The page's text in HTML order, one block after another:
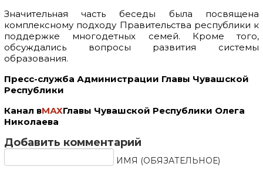
Значительная часть беседы была посвящена
комплексному подходу Правительства республики к
поддержке многодетных семей. Кроме того,
обсуждались вопросы развития системы
образования.
Пресс-служба Администрации Главы Чувашской
Республики
Канал вМАХГлавы Чувашской Республики Олега
Николаева
Добавить комментарий
ИМЯ (ОБЯЗАТЕЛЬНОЕ)